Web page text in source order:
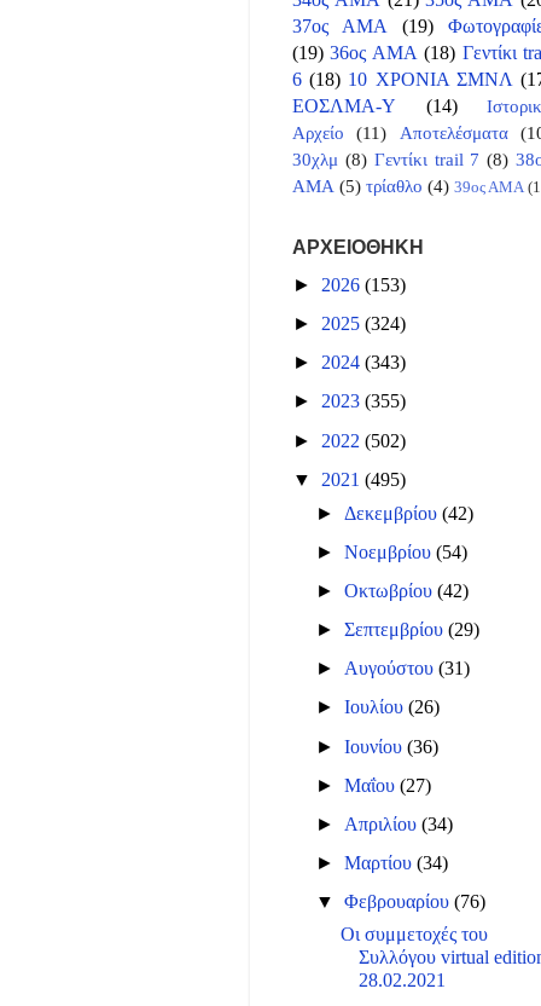
37ος ΑΜΑ
(19)
(19) 36ος ΑΜΑ (18) Γεντίκι
6 (18) 10 ΧΡΟΝΙΑ ΣΜΝΛ
ΕΟΣΛΜΑ-Υ
(14)
Αρχείο
(11) Αποτελέσματα
30χλμ (8) Γεντίκι trail 7 (8)
ΑΜΑ (5) τρίαθλο (4) 39ος ΑΜΑ
ΑΡΧΕΙΟΘΗΚΗ
► 2026 (153)
► 2025 (324)
► 2024 (343)
► 2023 (355)
► 2022 (502)
▼ 2021 (495)
► Δεκεμβρίου(42)
►Νοεμβρίου(54)
►Οκτωβρίου(42)
►Σεπτεμβρίου(29)
► Αυγούστου(31)
►Ιουλίου(26)
►Ιουνίου(36)
►Μαΐου(27)
► Απριλίου(34)
►Μαρτίου(34)
▼Φεβρουαρίου(76)
Οι συμμετοχές του
Συλλόγου virtual
28.02.2021